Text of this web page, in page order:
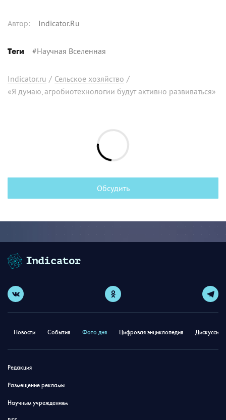
Автор: Indicator.Ru
Теги #Научная Вселенная
Indicator.ru / Сельское хозяйство /
«Я думаю, агробиотехнологии будут активно развиваться»
Обсудить
Новости События Фото дня Цифровая энциклопедия
Редакция
Размещение рекламы
Научным учреждениям